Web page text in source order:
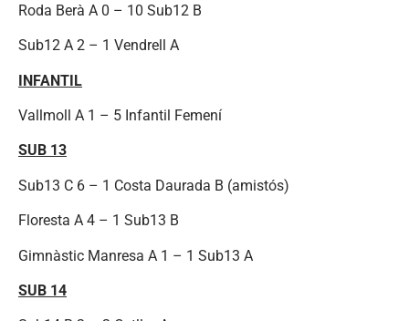
Roda Berà A 0 – 10 Sub12 B
Sub12 A 2 – 1 Vendrell A
INFANTIL
Vallmoll A 1 – 5 Infantil Femení
SUB 13
Sub13 C 6 – 1 Costa Daurada B (amistós)
Floresta A 4 – 1 Sub13 B
Gimnàstic Manresa A 1 – 1 Sub13 A
SUB 14